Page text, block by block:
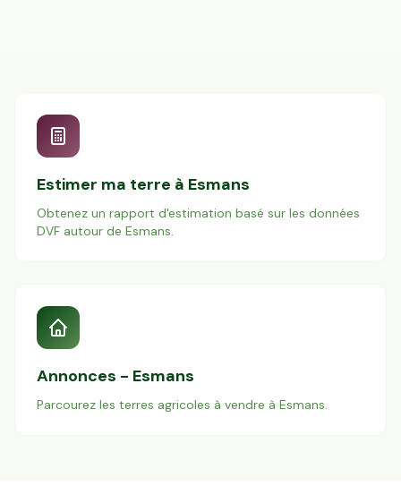
Estimer ma terre à Esmans
Obtenez un rapport d'estimation basé sur les données
DVF autour de Esmans.
Annonces - Esmans
Parcourez les terres agricoles à vendre à Esmans.